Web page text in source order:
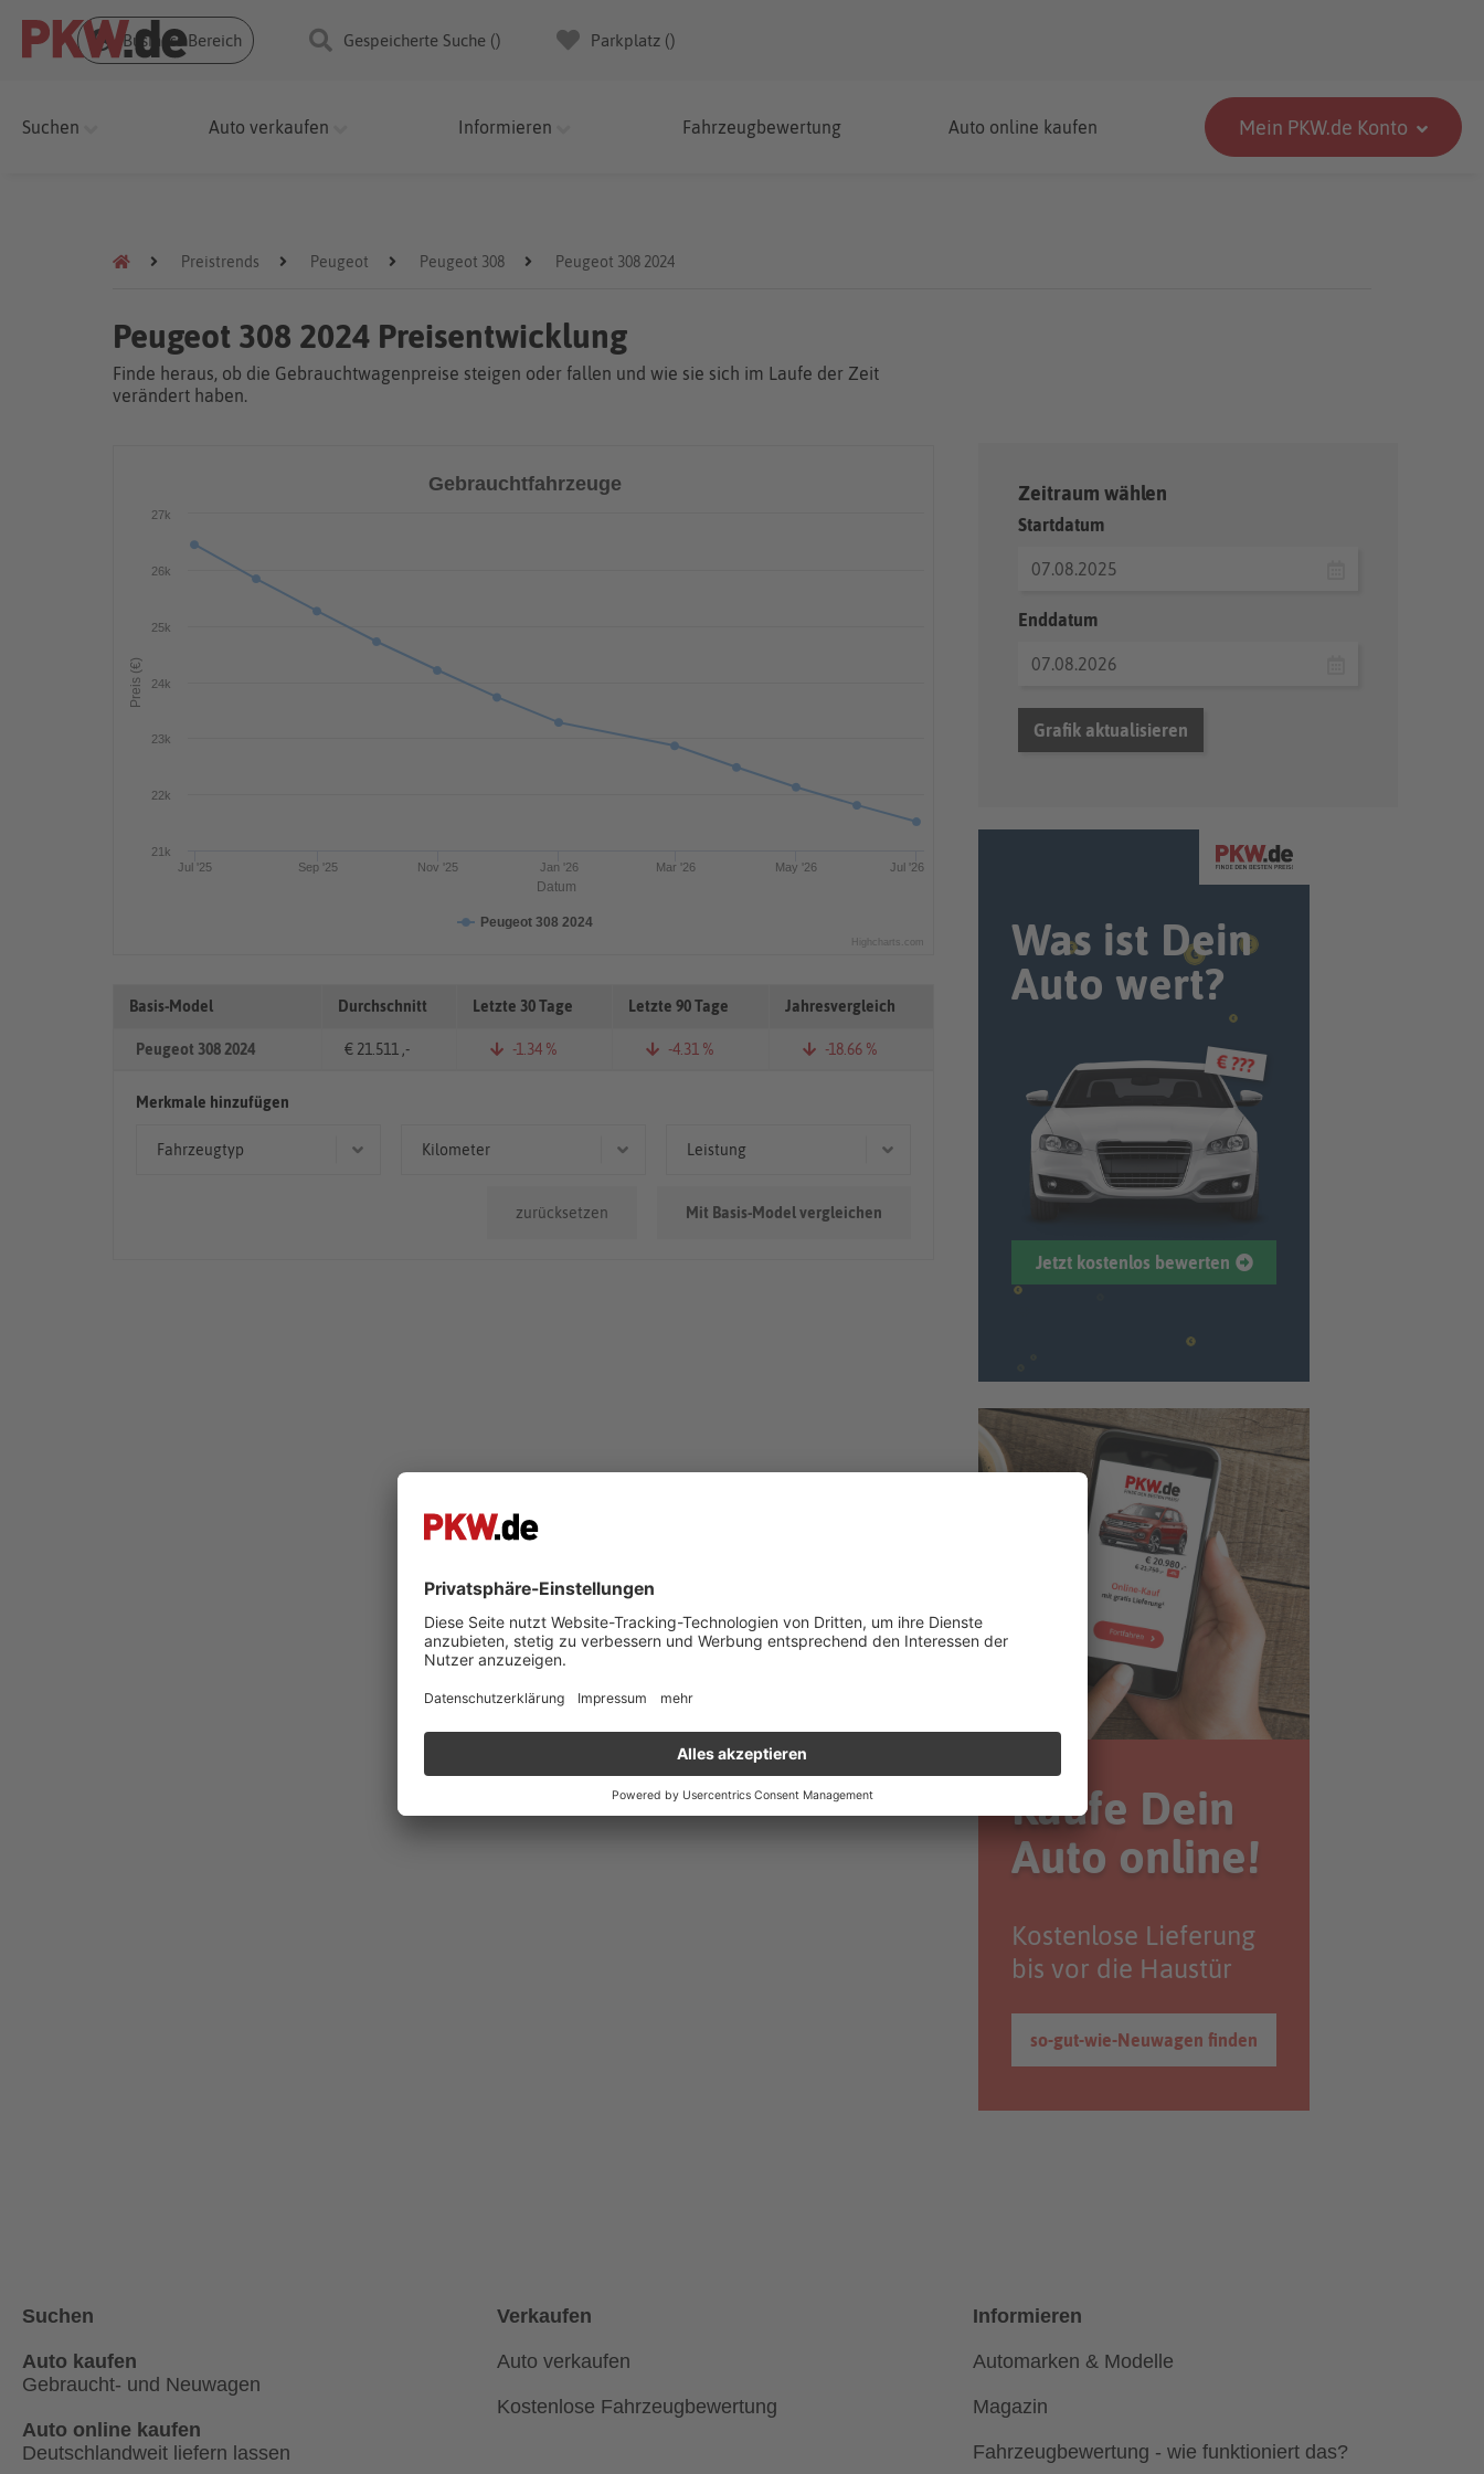
Business Bereich Gespeicherte Suche () Parkplatz ()
Suchen Auto verkaufen Informieren Fahrzeugbewertung Auto online kaufen Mein PKW.de Konto
Preistrends Peugeot Peugeot 308 Peugeot 308 2024
Peugeot 308 2024 Preisentwicklung
Finde heraus, ob die Gebrauchtwagenpreise steigen oder fallen und wie sie sich im Laufe der Zeit
verändert haben.
Datum
Preis (€)
Gebrauchtfahrzeuge
Peugeot 308 2024
Jul '25 Sep '25 Nov '25 Jan '26 Mar '26 May '26 Jul '26
21k
22k
23k
24k
25k
26k
27k
Highcharts.com
Basis-Model Durchschnitt Letzte 30 Tage Letzte 90 Tage Jahresvergleich
Peugeot 308 2024 € 21.511 ,- -1.34 % -4.31 % -18.66 %
Merkmale hinzufügen
Fahrzeugtyp Kilometer Leistung
zurücksetzen Mit Basis-Model vergleichen
Zeitraum wählen
Startdatum
Enddatum
Grafik aktualisieren
Was ist Dein
Auto wert?
€ ???
Jetzt kostenlos bewerten
Kaufe Dein
Auto online!
Kostenlose Lieferung
bis vor die Haustür
so-gut-wie-Neuwagen finden
Suchen
Auto kaufen
Gebraucht- und Neuwagen
Auto online kaufen
Deutschlandweit liefern lassen
Verkaufen
Auto verkaufen
Kostenlose Fahrzeugbewertung
Informieren
Automarken & Modelle
Magazin
Fahrzeugbewertung - wie funktioniert das?